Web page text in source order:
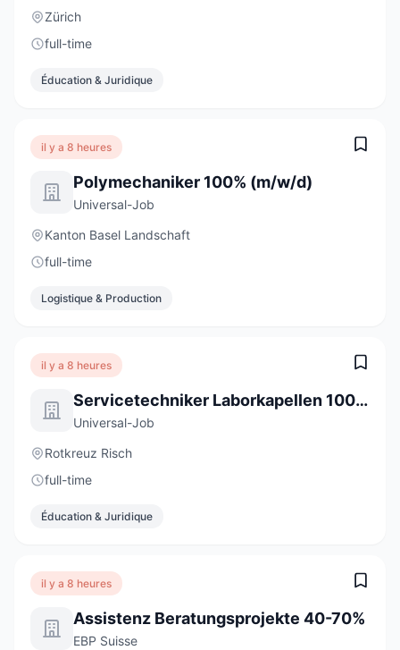
Zürich
full-time
Éducation & Juridique
il y a 8 heures
Polymechaniker 100% (m/w/d)
Universal-Job
Kanton Basel Landschaft
full-time
Logistique & Production
il y a 8 heures
Servicetechniker Laborkapellen 100% (m/w/d)
Universal-Job
Rotkreuz Risch
full-time
Éducation & Juridique
il y a 8 heures
Assistenz Beratungsprojekte 40-70%
EBP Suisse